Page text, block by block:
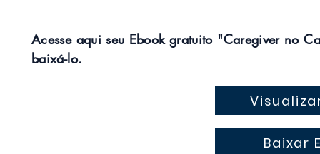
Acesse aqui seu Ebook gratuito "Caregiver no
baixá-lo.
Baixar